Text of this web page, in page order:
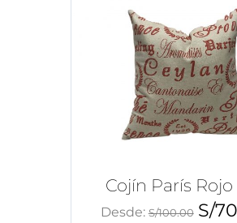
Cojín París Rojo
Desde:S/100.00 S/